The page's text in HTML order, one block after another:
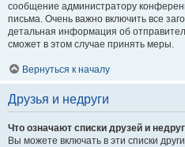
сообщение администратору
письма. Очень важно включить все
детальная информация об
сможет в этом случае принять меры.
Вернуться к началу
Друзья и недруги
Что означают списки друзей и
Вы можете включать в эти списки